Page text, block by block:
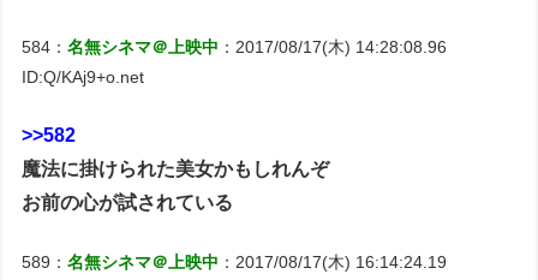
584：名無シネマ＠上映中 ：2017/08/17(木) 14:28:08.96
ID:Q/KAj9+o.net
>>582
魔法に掛けられた美女かもしれんぞ
お前の心が試されている
589：名無シネマ＠上映中 ：2017/08/17(木) 16:14:24.19